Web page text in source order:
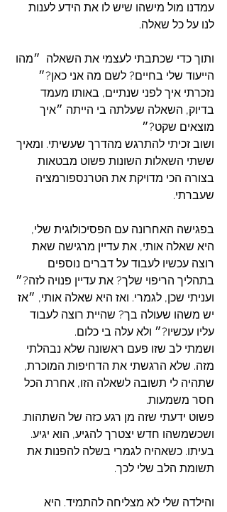
עמדנו מול מישהו שיש לו את הידע לענות
לנו על כל שאלה.
ותוך כדי שכתבתי לעצמי את השאלה  ״מהו
הייעוד שלי בחיים? לשם מה אני כאן?״
נזכרתי איך לפני שנתיים, באותו מעמד
בדיוק, השאלה שעלתה בי הייתה ״איך
מוצאים שקט?״
ושוב זכיתי להתרגש מהדרך שעשיתי. ומאיך
ששתי השאלות השונות פשוט מבטאות
בצורה הכי מדויקת את הטרנספורמציה
שעברתי.
בפגישה האחרונה עם הפסיכולוגית שלי,
היא שאלה אותי, את עדיין מרגישה שאת
רוצה עכשיו לעבוד על דברים נוספים
בתהליך הריפוי שלך? את עדיין פנויה לזה?״
ועניתי שכן, לגמרי. ואז היא שאלה אותי, ״אז
יש משהו שעולה בך? שהיית רוצה לעבוד
עליו עכשיו?״ ולא עלה בי כלום.
ושמתי לב שזו פעם ראשונה שלא נבהלתי
מזה. שלא הרגשתי את הדחיפות המוכרת,
שתהיה לי תשובה לשאלה הזו, אחרת הכל
חסר משמעות.
פשוט ידעתי שזה מן רגע כזה של השתהות.
ושכשמשהו חדש יצטרך להגיע, הוא יגיע.
בעיתו. כשאהיה לגמרי בשלה להפנות את
תשומת הלב שלי לכך.
והילדה שלי לא מצליחה להתמיד. היא